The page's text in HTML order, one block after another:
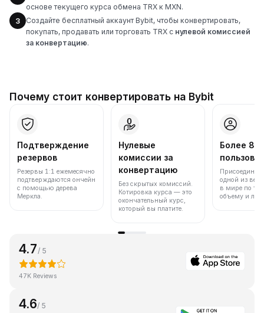
основе текущего курса обмена TRX к MXN.
3
Создайте бесплатный аккаунт Bybit, чтобы конвертировать,
покупать, продавать или торговать TRX с нулевой комиссией
за конвертацию.
Почему стоит конвертировать на Bybit
Подтверждение
резервов
Резервы 1:1 ежемесячно
подтверждаются ончейн
с помощью дерева
Меркла.
Нулевые
комиссии за
конвертацию
Без скрытых комиссий.
Котировка курса — это
окончательный курс,
который вы платите.
Более 86
одной из
в мире по
объему и
4.7 / 5
47K Reviews
4.6/ 5